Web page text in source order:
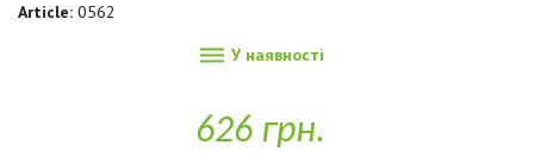
Article: 0562
 У наявності
626 грн.